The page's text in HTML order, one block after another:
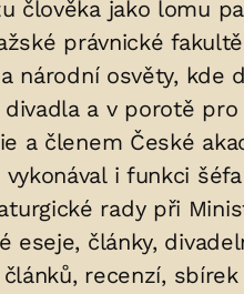
jako lomu
právnické
národní osvěty, kde
a v porotě
členem České
i funkci
rady při
eseje, články,
recenzí,